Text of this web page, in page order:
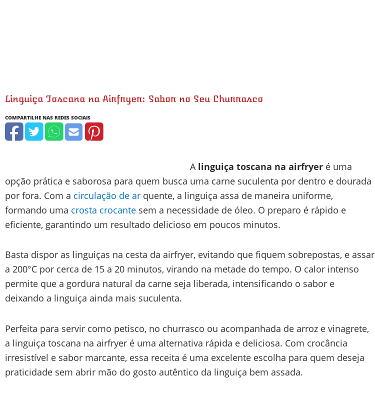
Linguiça Toscana na Airfryer: Sabor no Seu Churrasco
A linguiça toscana na airfryer é uma
opção prática e saborosa para quem busca uma carne suculenta por dentro e dourada
por fora. Com a circulação de ar quente, a linguiça assa de maneira uniforme,
formando uma crosta crocante sem a necessidade de óleo. O preparo é rápido e
eficiente, garantindo um resultado delicioso em poucos minutos.
Basta dispor as linguiças na cesta da airfryer, evitando que fiquem sobrepostas, e assar
a 200°C por cerca de 15 a 20 minutos, virando na metade do tempo. O calor intenso
permite que a gordura natural da carne seja liberada, intensificando o sabor e
deixando a linguiça ainda mais suculenta.
Perfeita para servir como petisco, no churrasco ou acompanhada de arroz e vinagrete,
a linguiça toscana na airfryer é uma alternativa rápida e deliciosa. Com crocância
irresistível e sabor marcante, essa receita é uma excelente escolha para quem deseja
praticidade sem abrir mão do gosto autêntico da linguiça bem assada.
minutos